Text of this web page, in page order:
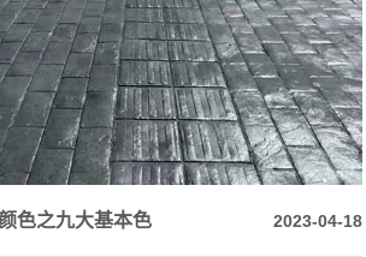
色之九大基本色 2023-04-18